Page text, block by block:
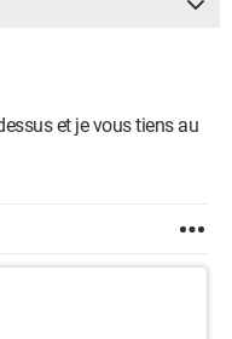
et je vous tiens au